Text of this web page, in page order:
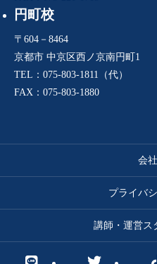
円町校
〒604－8464
京都市 中京区西ノ京南円町1
TEL：075-803-1811（代）
FAX：075-803-1880
会
プライバ
講師・運営ス